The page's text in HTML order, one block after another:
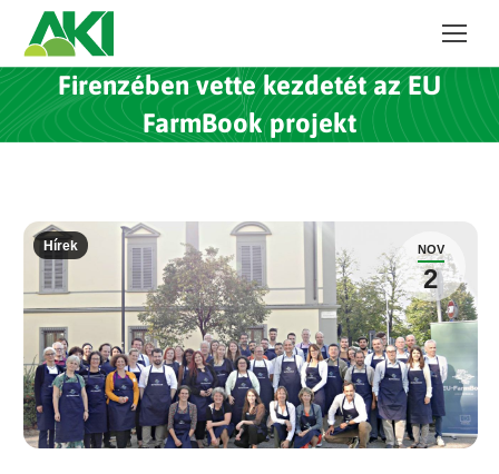
Firenzében vette kezdetét az EU
FarmBook projekt
NOV
2
Hírek